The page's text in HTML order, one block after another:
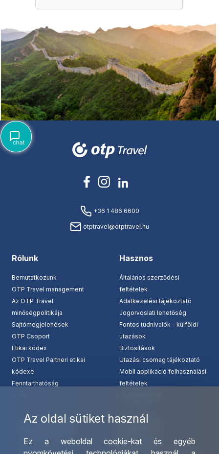
Az oldal sütiket használ
Ez a weboldal cookie-kat és egyéb
+36 1 486 6600
otptravel@otptravel.hu
Rólunk
Bemutatkozunk
OTP Travel management
Az OTP Travel
minőségpolitikája
Sajtómegjelenések
OTP Csoport
Etikai kódex
OTP Travel Partneri etikai
kódexe
Fenntarthatóság
Hasznos
Általános szerződési
feltételek
Adatkezelési tájékoztató
Jogorvoslati lehetőség
Fontos tudnivalók - külföldi
utazások
Biztosítások
Utazási csomag tájékoztató
Mobil applikáció felhasználási
feltételek
Csoportos utazások Irodáink